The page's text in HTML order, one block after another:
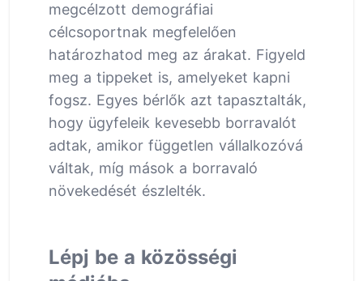
megcélzott demográfiai
célcsoportnak megfelelően
határozhatod meg az árakat. Figyeld
meg a tippeket is, amelyeket kapni
fogsz. Egyes bérlők azt tapasztalták,
hogy ügyfeleik kevesebb borravalót
adtak, amikor független vállalkozóvá
váltak, míg mások a borravaló
növekedését észlelték.
Lépj be a közösségi